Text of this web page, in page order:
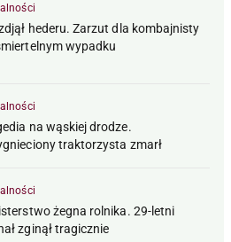
hederu. Zarzut dla kombajnisty
wypadku
na wąskiej drodze.
traktorzysta zmarł
żegna rolnika. 29-letni
zginął tragicznie